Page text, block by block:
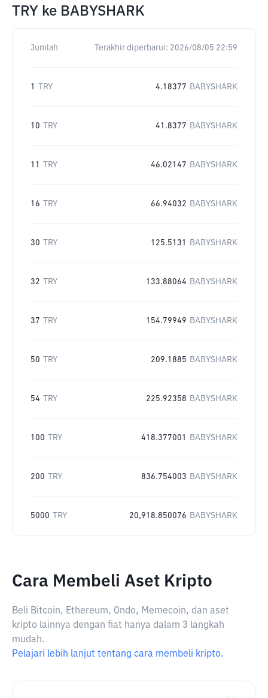
TRY ke BABYSHARK
Jumlah Terakhir diperbarui: 2026/08/05 22:59
1 TRY 4.18377 BABYSHARK
10 TRY 41.8377 BABYSHARK
11 TRY 46.02147 BABYSHARK
16 TRY 66.94032 BABYSHARK
30 TRY 125.5131 BABYSHARK
32 TRY 133.88064 BABYSHARK
37 TRY 154.79949 BABYSHARK
50 TRY 209.1885 BABYSHARK
54 TRY 225.92358 BABYSHARK
100 TRY 418.377001 BABYSHARK
200 TRY 836.754003 BABYSHARK
5000 TRY 20,918.850076 BABYSHARK
Cara Membeli Aset Kripto
Beli Bitcoin, Ethereum, Ondo, Memecoin, dan aset
kripto lainnya dengan fiat hanya dalam 3 langkah
mudah.
Pelajari lebih lanjut tentang cara membeli kripto.